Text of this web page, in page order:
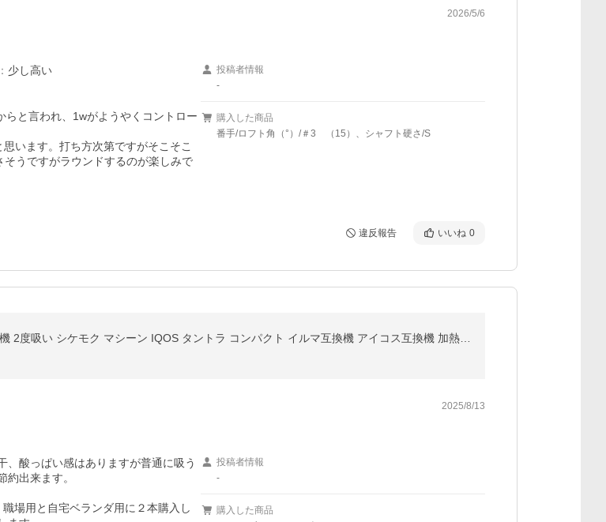
2026/5/6
： 少し高い
と言われ、1wがようやくコントロー
います。打ち方次第ですがそこそこ
うですがラウンドするのが楽しみで
投稿者情報
-
購入した商品
番手/ロフト角（°）/＃3 （15）、シャフト硬さ/S
違反報告 いいね 0
2025/8/13
酸っぱい感はありますが普通に吸う
出来ます。
場用と自宅ベランダ用に２本購入し
投稿者情報
-
購入した商品